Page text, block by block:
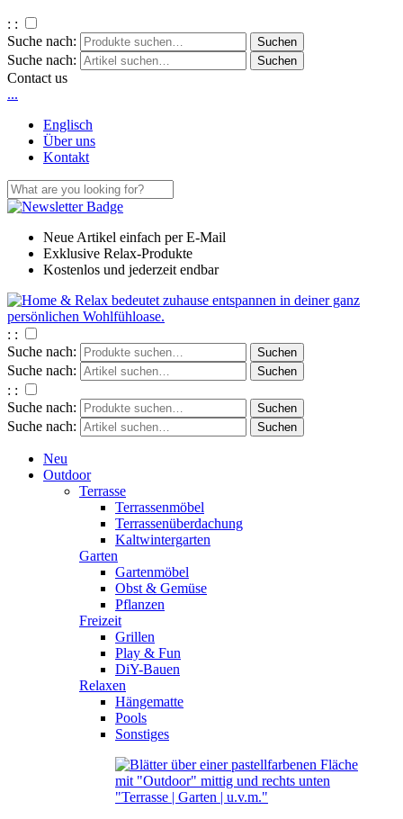
: :
Suche nach:
Suche nach:
Contact us
...
Englisch
Über uns
Kontakt
Neue Artikel einfach per E-Mail
Exklusive Relax-Produkte
Kostenlos und jederzeit endbar
: :
Suche nach:
Suche nach:
: :
Suche nach:
Suche nach:
Neu
Outdoor
Terrasse
Terrassenmöbel
Terrassenüberdachung
Kaltwintergarten
Garten
Gartenmöbel
Obst & Gemüse
Pflanzen
Freizeit
Grillen
Play & Fun
DiY-Bauen
Relaxen
Hängematte
Pools
Sonstiges